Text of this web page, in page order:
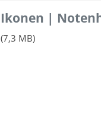
Ikonen |
(7,3 MB)